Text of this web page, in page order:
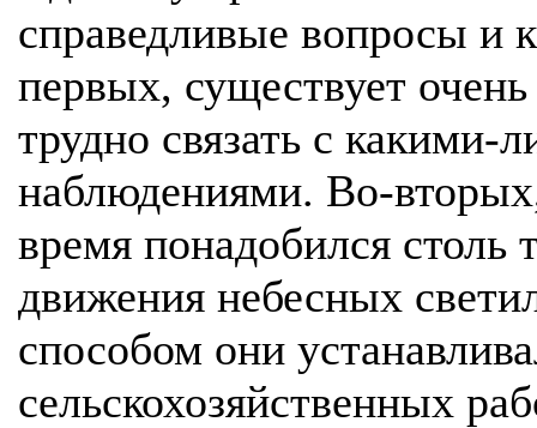
справедливые вопросы и
первых, существует
трудно связать с какими-
наблюдениями. Во-
время понадобился столь
движения небесных
способом они
сельскохозяйственных